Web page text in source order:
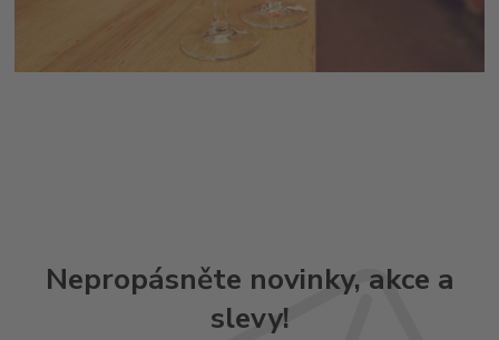
Nepropásněte novinky, akce a
slevy!